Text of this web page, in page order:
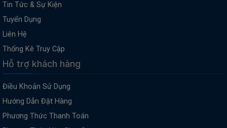
Tin Tức & Sự Kiện
Tuyển Dụng
Liên Hệ
Thống Kê Truy Cập
Hỗ trợ khách hàng
Điều Khoản Sử Dụng
Hướng Dẫn Đặt Hàng
Phương Thức Thanh Toán